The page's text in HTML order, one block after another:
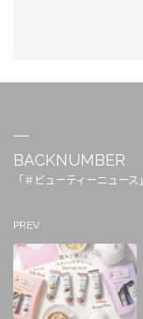
BACKNUMBER
「＃ビューティーニュー
PREV